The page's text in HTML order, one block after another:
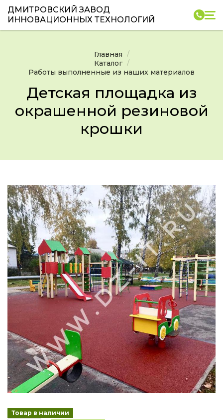
ДМИТРОВСКИЙ ЗАВОД
ИННОВАЦИОННЫХ ТЕХНОЛОГИЙ
Главная
Каталог
Работы выполненные из наших материалов
Детская площадка из
окрашенной резиновой
крошки
Товар в наличии